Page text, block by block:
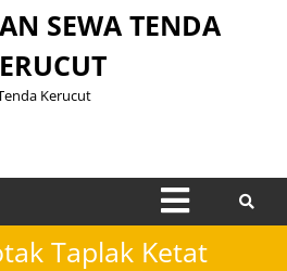
SEWA TENDA
Kerucut
Open
Menu
Taplak Ketat